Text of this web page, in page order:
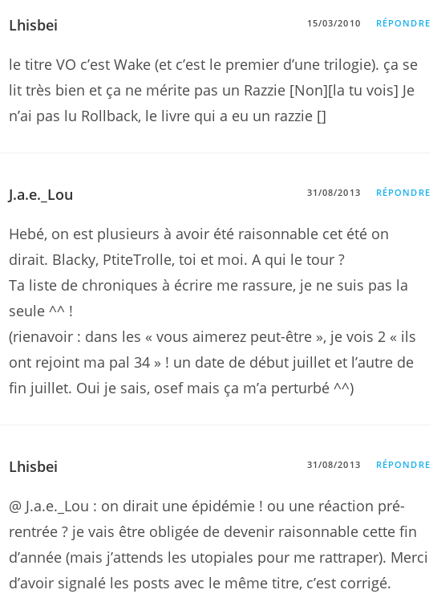
Lhisbei 15/03/2010 RÉPONDRE
le titre VO c’est Wake (et c’est le premier d’une trilogie). ça se
lit très bien et ça ne mérite pas un Razzie [Non][la tu vois] Je
n’ai pas lu Rollback, le livre qui a eu un razzie []
J.a.e._Lou 31/08/2013 RÉPONDRE
Hebé, on est plusieurs à avoir été raisonnable cet été on
dirait. Blacky, PtiteTrolle, toi et moi. A qui le tour ?
Ta liste de chroniques à écrire me rassure, je ne suis pas la
seule ^^ !
(rienavoir : dans les « vous aimerez peut-être », je vois 2 « ils
ont rejoint ma pal 34 » ! un date de début juillet et l’autre de
fin juillet. Oui je sais, osef mais ça m’a perturbé ^^)
Lhisbei 31/08/2013 RÉPONDRE
@ J.a.e._Lou : on dirait une épidémie ! ou une réaction pré-
rentrée ? je vais être obligée de devenir raisonnable cette fin
d’année (mais j’attends les utopiales pour me rattraper). Merci
d’avoir signalé les posts avec le même titre, c’est corrigé.